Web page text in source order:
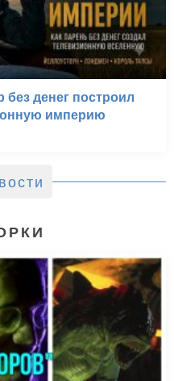
без денег построил
империю